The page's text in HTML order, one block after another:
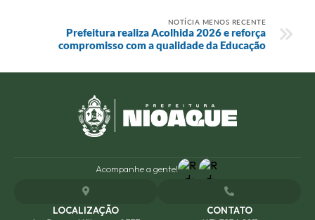
NOTÍCIA MENOS RECENTE
Prefeitura realiza Acolhida 2026 e reforça
compromisso com a qualidade da Educação
Acompanhe a gente!
LOCALIZAÇÃO
CONTATO